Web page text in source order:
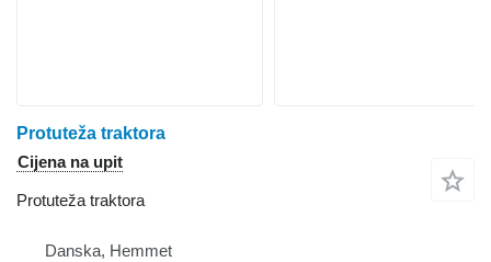
Protuteža traktora
Cijena na upit
Protuteža traktora
Danska, Hemmet